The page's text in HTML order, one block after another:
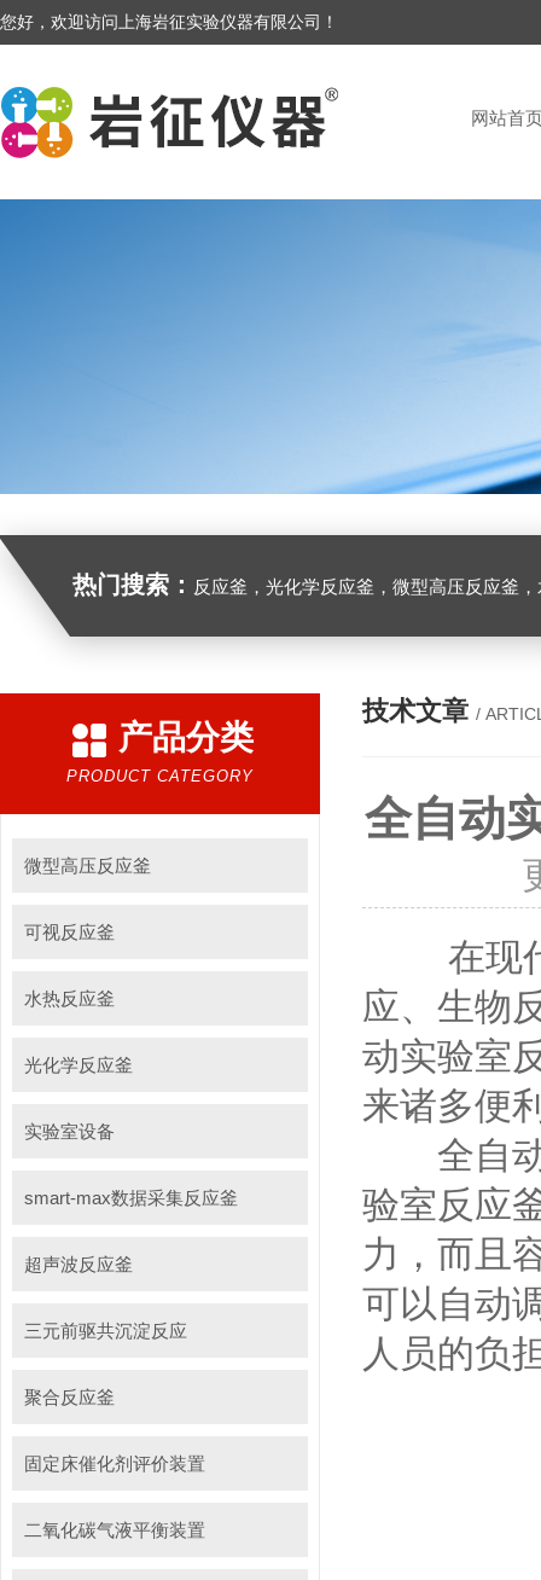
您好，欢迎访问上海岩征实验仪器有限公司！
网站首
热门搜索： 反应釜，光化学反应釜，微型高压反应釜
产品分类
PRODUCT CATEGORY
微型高压反应釜
可视反应釜
水热反应釜
光化学反应釜
实验室设备
smart-max数据采集反应釜
超声波反应釜
三元前驱共沉淀反应
聚合反应釜
固定床催化剂评价装置
二氧化碳气液平衡装置
技术文章 /
全自动
在现代
应、生物
动实验室
来诸多便
全自动
验室反应
力，而且
可以自动
人员的负